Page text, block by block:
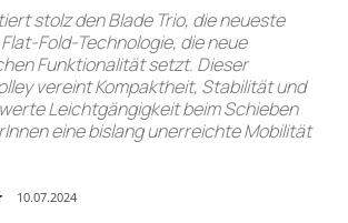
stolz den Blade Trio, die neueste
Fold-Technologie, die neue
Funktionalität setzt. Dieser
vereint Kompaktheit, Stabilität und
Leichtgängigkeit beim Schieben
eine bislang unerreichte Mobilität
10.07.2024